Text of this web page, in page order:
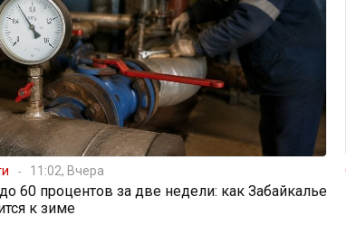
11:02, Вчера
60 процентов за две недели: как Забайкалье
к зиме